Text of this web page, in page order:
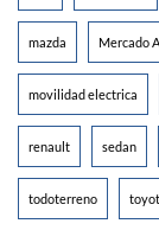
mazda Mercado
movilidad electrica
renault sedan
todoterreno